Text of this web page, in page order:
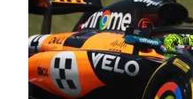
Monza
continua
la
partnership